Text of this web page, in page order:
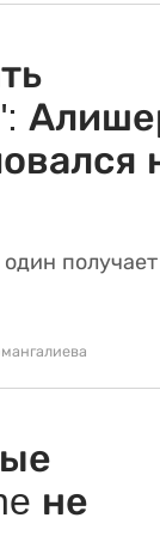
получает
не